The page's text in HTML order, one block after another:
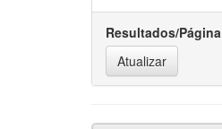
Resultados/Página